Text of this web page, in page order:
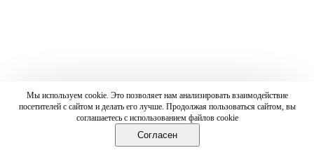
Мы используем cookie. Это позволяет нам анализировать взаимодействие
посетителей с сайтом и делать его лучше. Продолжая пользоваться сайтом, вы
соглашаетесь с использованием файлов cookie
Согласен